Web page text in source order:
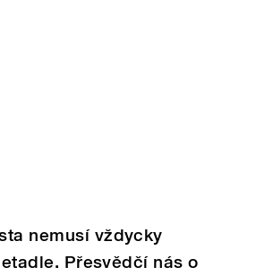
nemusí vždycky
Přesvědčí nás o